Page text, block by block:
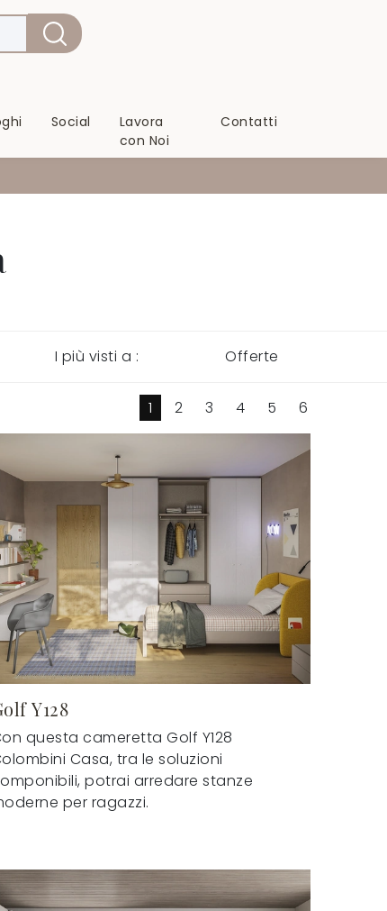
Social
Lavora
con Noi
Contatti
I più visti a : Offerte
1 2 3 4 5 6
Y128
questa cameretta Golf Y128
Casa, tra le soluzioni
potrai arredare stanze
per ragazzi.